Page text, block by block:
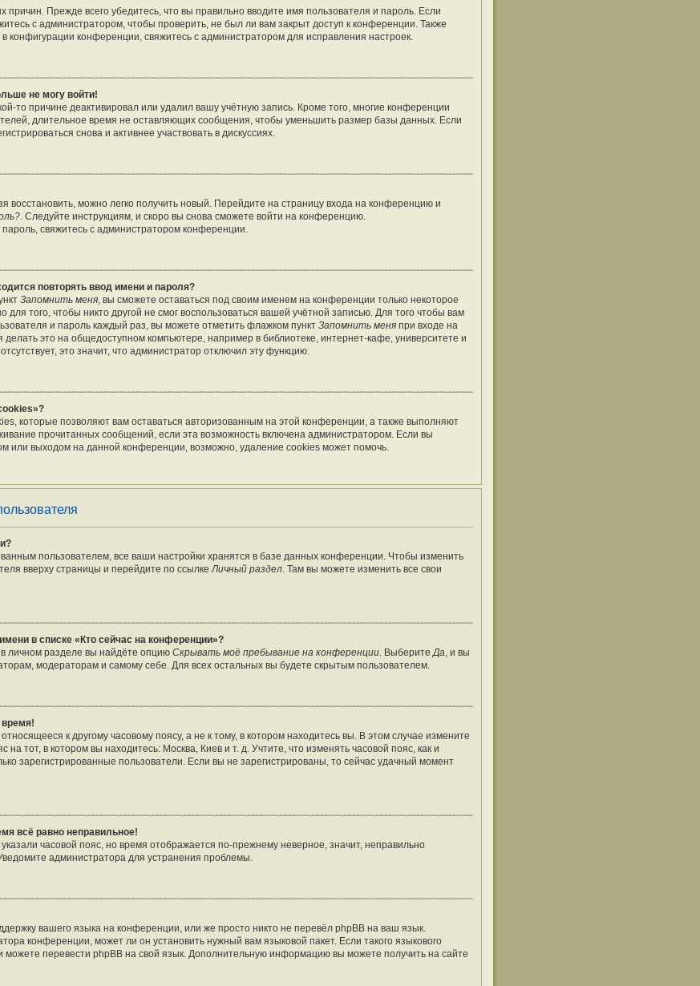
причин. Прежде всего убедитесь, что вы правильно вводите имя пользователя и пароль. Если
с администратором, чтобы проверить, не был ли вам закрыт доступ к конференции. Также
конфигурации конференции, свяжитесь с администратором для исправления настроек.
не могу войти!
то причине деактивировал или удалил вашу учётную запись. Кроме того, многие конференции
длительное время не оставляющих сообщения, чтобы уменьшить размер базы данных. Если
снова и активнее участвовать в дискуссиях.
восстановить, можно легко получить новый. Перейдите на страницу входа на конференцию и
. Следуйте инструкциям, и скоро вы снова сможете войти на конференцию.
свяжитесь с администратором конференции.
повторять ввод имени и пароля?
Запомнить меня, вы сможете оставаться под своим именем на конференции только некоторое
для того, чтобы никто другой не смог воспользоваться вашей учётной записью. Для того чтобы вам
и пароль каждый раз, вы можете отметить флажком пункт Запомнить меня при входе на
это на общедоступном компьютере, например в библиотеке, интернет-кафе, университете и
отсутствует, это значит, что администратор отключил эту функцию.
которые позволяют вам оставаться авторизованным на этой конференции, а также выполняют
прочитанных сообщений, если эта возможность включена администратором. Если вы
или выходом на данной конференции, возможно, удаление cookies может помочь.
пользователем, все ваши настройки хранятся в базе данных конференции. Чтобы изменить
вверху страницы и перейдите по ссылкеЛичный раздел. Там вы можете изменить все свои
в списке «Кто сейчас на конференции»?
личном разделе вы найдёте опцию Скрывать моё пребывание на конференции. ВыберитеДа, и вы
модераторам и самому себе. Для всех остальных вы будете скрытым пользователем.
время!
к другому часовому поясу, а не к тому, в котором находитесь вы. В этом случае измените
на тот, в котором вы находитесь: Москва, Киев и т. д. Учтите, что изменять часовой пояс, как и
зарегистрированные пользователи. Если вы не зарегистрированы, то сейчас удачный момент
всё равно неправильное!
часовой пояс, но время отображается по-прежнему неверное, значит, неправильно
администратора для устранения проблемы.
вашего языка на конференции, или же просто никто не перевёл phpBB на ваш язык.
конференции, может ли он установить нужный вам языковой пакет. Если такого языкового
можете перевести phpBB на свой язык. Дополнительную информацию вы можете получить на сайте